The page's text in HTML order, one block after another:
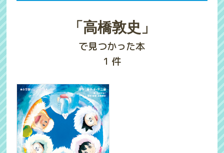
「高橋敦史」
で見つかった本
1 件